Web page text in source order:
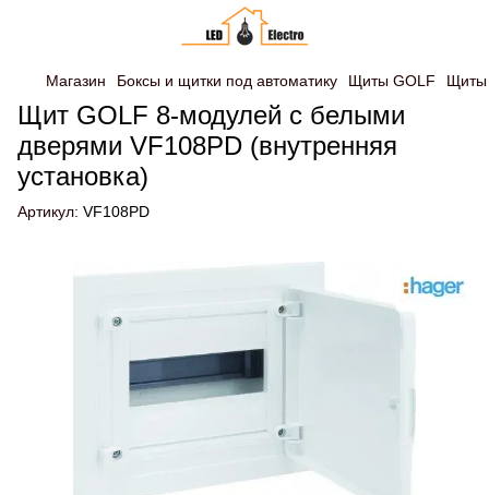
Магазин Боксы и щитки под автоматику Щиты GOLF Щиты
Щит GOLF 8-модулей с белыми
дверями VF108PD (внутренняя
установка)
Артикул: VF108PD